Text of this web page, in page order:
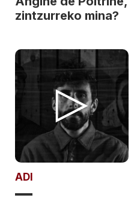
zintzurreko mina?
ADI